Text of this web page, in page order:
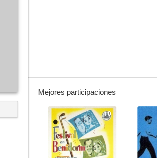
Mejores participaciones
10